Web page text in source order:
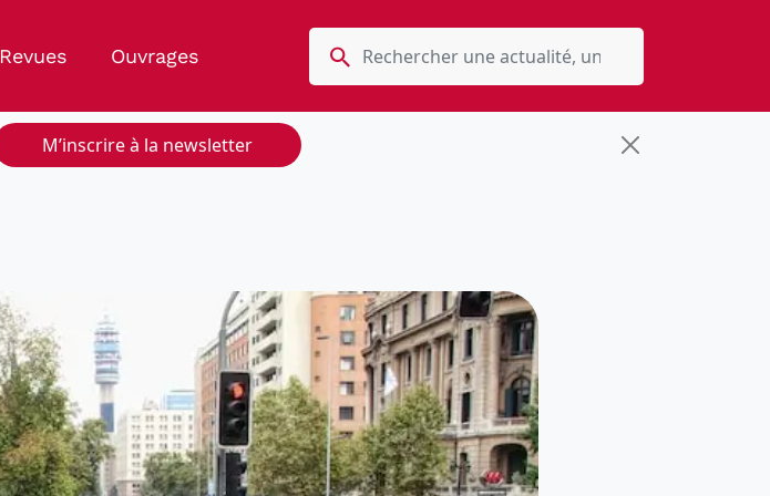
Revues Ouvrages
M’inscrire à la newsletter